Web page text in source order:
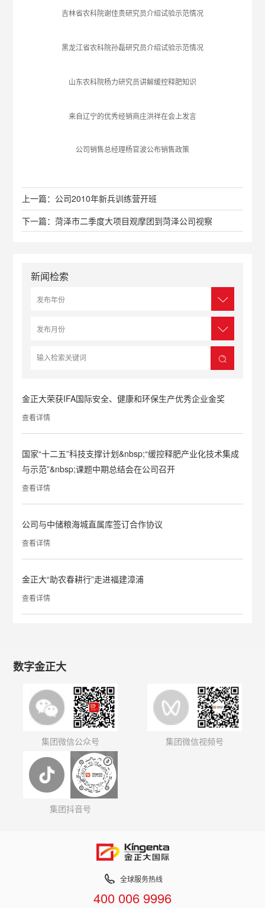
吉林省农科院谢佳贵研究员介绍试验示范情况
黑龙江省农科院孙磊研究员介绍试验示范情况
山东农科院杨力研究员讲解缓控释肥知识
来自辽宁的优秀经销商庄洪祥在会上发言
公司销售总经理杨官波公布销售政策
上一篇：公司2010年新兵训练营开班
下一篇：菏泽市二季度大项目观摩团到菏泽公司视察
新闻检索
金正大荣获IFA国际安全、健康和环保生产优秀企业金奖
查看详情
国家“十二五”科技支撑计划&nbsp;“缓控释肥产业化技术集成
与示范”&nbsp;课题中期总结会在公司召开
查看详情
公司与中储粮海城直属库签订合作协议
查看详情
金正大“助农春耕行”走进福建漳浦
查看详情
数字金正大
集团微信公众号 集团微信视频号
集团抖音号
全球服务热线
400 006 9996